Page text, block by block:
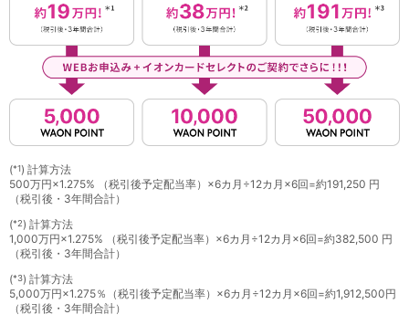
秋田県
山形県
福島県
関東／北陸・甲信越
栃木県
群馬県
千葉県
東京都
新潟県
富山県
石川県
山梨県
長野県
(*1) 計算方法
500万円×1.275% （税引後予定配当率）×6カ月÷12カ月×6回=約191,250 円
（税引後・3年間合計）
(*2) 計算方法
1,000万円×1.275% （税引後予定配当率）×6カ月÷12カ月×6回=約382,500 円
（税引後・3年間合計）
(*3) 計算方法
5,000万円×1.275％（税引後予定配当率）×6カ月÷12カ月×6回=約1,912,500円
（税引後・3年間合計）